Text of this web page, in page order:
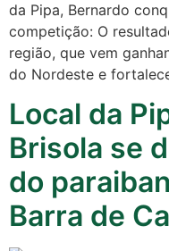
da Pipa, Bernardo
competição: O
região, que vem
do Nordeste e
Local da
Brisola se
do
Barra de